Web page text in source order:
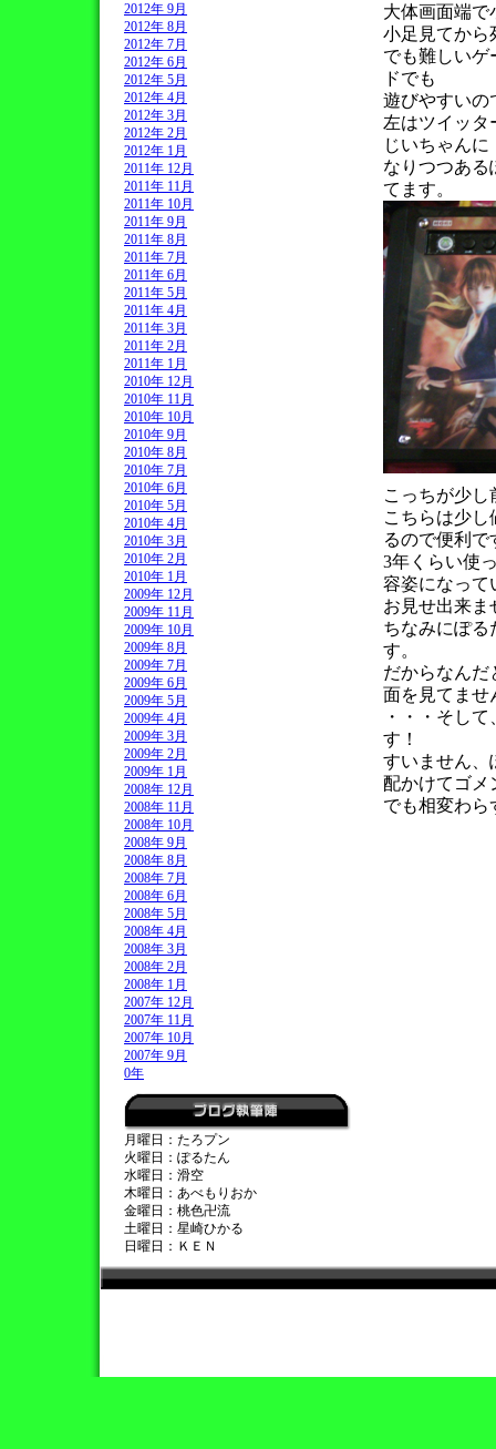
2012年 9月
2012年 8月
2012年 7月
2012年 6月
2012年 5月
2012年 4月
2012年 3月
2012年 2月
2012年 1月
2011年 12月
2011年 11月
2011年 10月
2011年 9月
2011年 8月
2011年 7月
2011年 6月
2011年 5月
2011年 4月
2011年 3月
2011年 2月
2011年 1月
2010年 12月
2010年 11月
2010年 10月
2010年 9月
2010年 8月
2010年 7月
2010年 6月
2010年 5月
2010年 4月
2010年 3月
2010年 2月
2010年 1月
2009年 12月
2009年 11月
2009年 10月
2009年 8月
2009年 7月
2009年 6月
2009年 5月
2009年 4月
2009年 3月
2009年 2月
2009年 1月
2008年 12月
2008年 11月
2008年 10月
2008年 9月
2008年 8月
2008年 7月
2008年 6月
2008年 5月
2008年 4月
2008年 3月
2008年 2月
2008年 1月
2007年 12月
2007年 11月
2007年 10月
2007年 9月
0年
月曜日：たろプン
火曜日：ぽるたん
水曜日：滑空
木曜日：あべもりおか
金曜日：桃色卍流
土曜日：星崎ひかる
日曜日：ＫＥＮ
大体画面端で
小足見てから
でも難しいゲ
ドでも
遊びやすいの
左はツイッタ
じいちゃんに
なりつつある
てます。
こっちが少
こちらは少
るので便利で
3年くらい使
容姿になって
お見せ出来
ちなみにぽる
す。
だからなん
面を見てませ
・・・そし
す！
すいません、
配かけてゴメ
でも相変わ